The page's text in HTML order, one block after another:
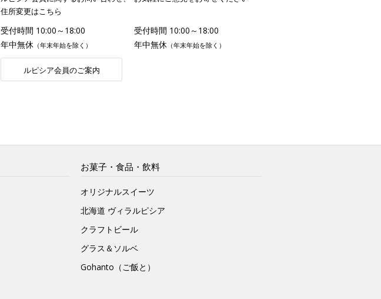
住所変更はこちら
受付時間 10:00～18:00
年中無休 （年末年始を除く）
ルピシア会員のご案内
受付時間 10:00～18:00
年中無休 （年末年始を除く）
お菓子・食品・飲料
オリジナルスイーツ
北海道 ヴィラルピシア
クラフトビール
グラス＆ソルベ
Gohanto（ご飯と）